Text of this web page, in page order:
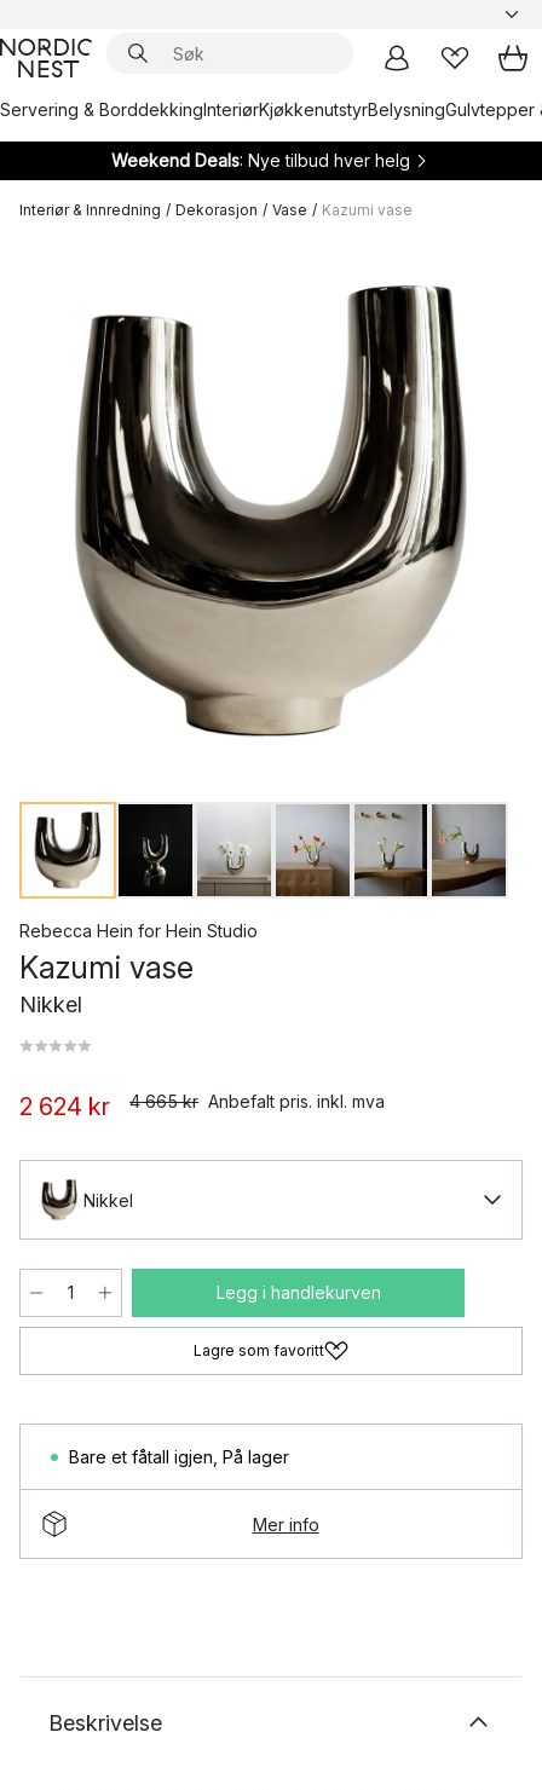
Servering & BorddekkingInteriørKjøkkenutstyrBelysningGulvtepper
Weekend Deals: Nye tilbud hver helg
Interiør & Innredning / Dekorasjon / Vase / Kazumi vase
Rebecca Hein for Hein Studio
Kazumi vase
Nikkel
2 624 kr 4 665 kr Anbefalt pris. inkl. mva
Nikkel
Legg i handlekurven
Lagre som favoritt
Bare et fåtall igjen På lager
Mer info
Beskrivelse